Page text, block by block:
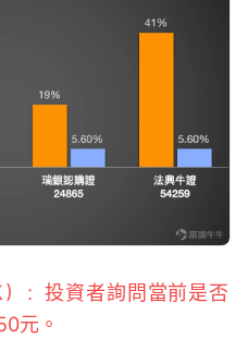
：投資者詢問當前是否
元。